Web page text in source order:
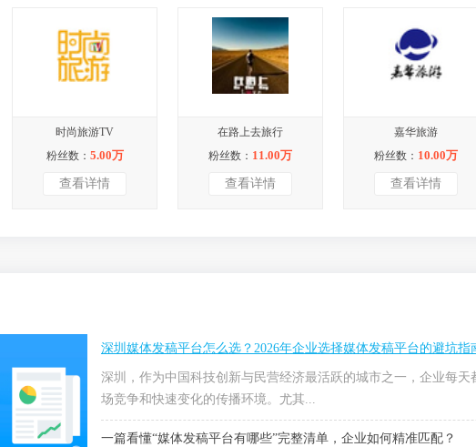
时尚旅游TV
粉丝数： 5.00万
查看详情
在路上去旅行
粉丝数： 11.00万
查看详情
嘉华旅游
粉丝数： 10.00万
查看详情
深圳媒体发稿平台怎么选？2026年企业选择媒体发稿平台的避坑指
深圳，作为中国科技创新与民营经济最活跃的城市之一，企业每天
场竞争和快速变化的传播环境。尤其...
一篇看懂“媒体发稿平台有哪些”完整清单，企业如何精准匹配？